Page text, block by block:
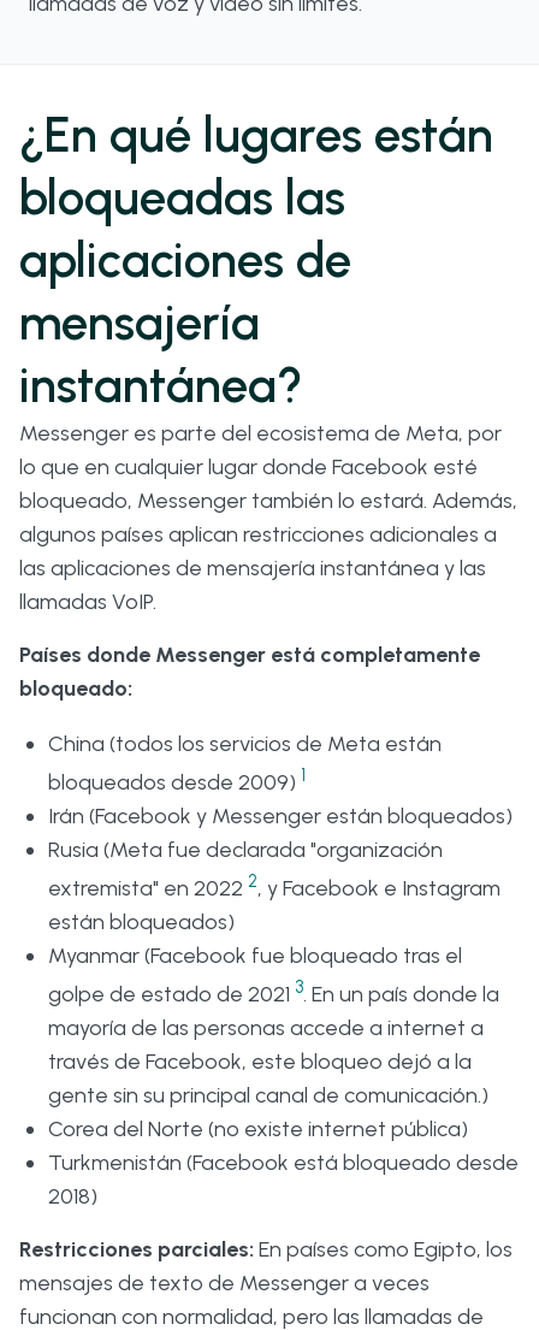
¿En qué lugares están
bloqueadas las
aplicaciones de
mensajería
instantánea?
Messenger es parte del ecosistema de Meta, por
lo que en cualquier lugar donde Facebook esté
bloqueado, Messenger también lo estará. Además,
algunos países aplican restricciones adicionales a
las aplicaciones de mensajería instantánea y las
llamadas VoIP.
Países donde Messenger está completamente
bloqueado:
China (todos los servicios de Meta están
bloqueados desde 2009) 1
Irán (Facebook y Messenger están bloqueados)
Rusia (Meta fue declarada "organización
extremista" en 2022 2, y Facebook e Instagram
están bloqueados)
Myanmar (Facebook fue bloqueado tras el
golpe de estado de 2021 3. En un país donde la
mayoría de las personas accede a internet a
través de Facebook, este bloqueo dejó a la
gente sin su principal canal de comunicación.)
Corea del Norte (no existe internet pública)
Turkmenistán (Facebook está bloqueado desde
2018)
Restricciones parciales: En países como Egipto, los
mensajes de texto de Messenger a veces
funcionan con normalidad, pero las llamadas de